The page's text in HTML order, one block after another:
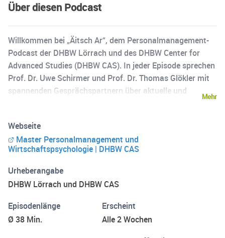
Über diesen Podcast
Willkommen bei „Äitsch Ar“, dem Personalmanagement-
Podcast der DHBW Lörrach und des DHBW Center for
Advanced Studies (DHBW CAS). In jeder Episode sprechen
Prof. Dr. Uwe Schirmer und Prof. Dr. Thomas Glökler mit
spannenden Gesprächspartnern über aktuelle und
Studienangeboten finden Sie hier: Dualer Bachelor-
Studiengang BWL-Personalmanagement an der DHBW
Lörrach (https://dhbw-
loerrach.de/personal/studieninhalte-profil) Dualer
Masterstudiengang Personalmanagement &
(https://www.cas.dhbw.de/personalmanagement/)
Mehr
Webseite
Master Personalmanagement und
Wirtschaftspsychologie | DHBW CAS
Urheberangabe
DHBW Lörrach und DHBW CAS
Episodenlänge
Ø 38 Min.
Erscheint
Alle 2 Wochen